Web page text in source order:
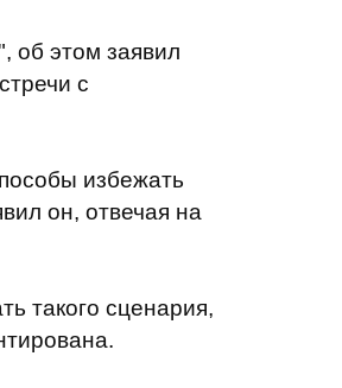
об этом заявил
с
избежать
он, отвечая на
такого сценария,